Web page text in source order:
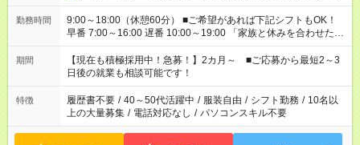
勤務時間
9:00～18:00（休憩60分） ■ご希望があれば下記シフトもOK！
早番 7:00～16:00 遅番 10:00～19:00 「家族と休みを合わせた
い」 「余裕を持って夕飯の準備がしたい」 「できれば残業はし
たくない」 など、ご希望を教えてくださいね。 ※Wワーク希望
の方へ 今ご覧のお仕事で希望する勤務時間と、もう1つのお仕事
の勤務時間。 合計で週40時間を超える場合は応募できません。
期間
【現在も積極採用中！急募！】2カ月～ ■ご応募から最短2～3
日後の就業も相談可能です！
特徴 履歴書不要 / 40～50代活躍中 / 服装自由 / シフト勤務 / 10名以
上の大量募集 / 電話対応なし / パソコンスキル不要